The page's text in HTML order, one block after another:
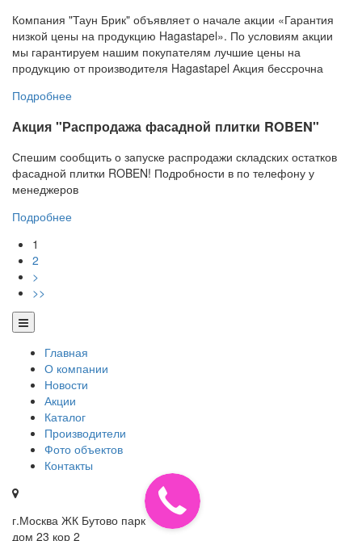
Компания "Таун Брик" объявляет о начале акции «Гарантия
низкой цены на продукцию Hagastapel». По условиям акции
мы гарантируем нашим покупателям лучшие цены на
продукцию от производителя Hagastapel Акция бессрочна
Подробнее
Акция "Распродажа фасадной плитки ROBEN"
Спешим сообщить о запуске распродажи складских остатков
фасадной плитки ROBEN! Подробности в по телефону у
менеджеров
Подробнее
1
2
>
>>
Главная
О компании
Новости
Акции
Каталог
Производители
Фото объектов
Контакты
г.Москва ЖК Бутово парк
дом 23 кор 2